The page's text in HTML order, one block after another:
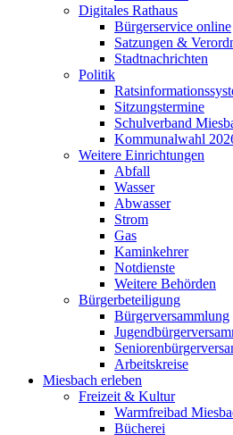
Digitales Rathaus
Bürgerservice online
Satzungen &
Stadtnachrichten
Politik
Sitzungstermine
Schulverband
Kommunalwahl
Weitere Einrichtungen
Abfall
Wasser
Abwasser
Strom
Gas
Kaminkehrer
Notdienste
Weitere Behörden
Bürgerbeteiligung
Bürgerversammlung
Arbeitskreise
Miesbach erleben
Freizeit & Kultur
Warmfreibad
Bücherei